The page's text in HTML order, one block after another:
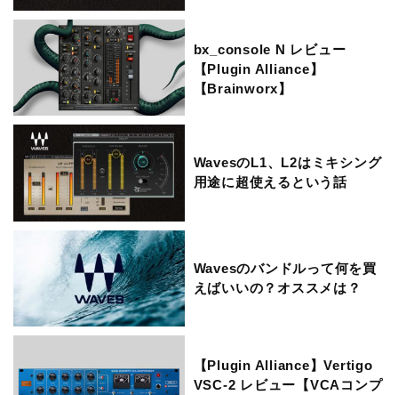
bx_console N レビュー
【Plugin Alliance】
【Brainworx】
WavesのL1、L2はミキシング
用途に超使えるという話
Wavesのバンドルって何を買
えばいいの？オススメは？
【Plugin Alliance】Vertigo
VSC-2 レビュー【VCAコンプ